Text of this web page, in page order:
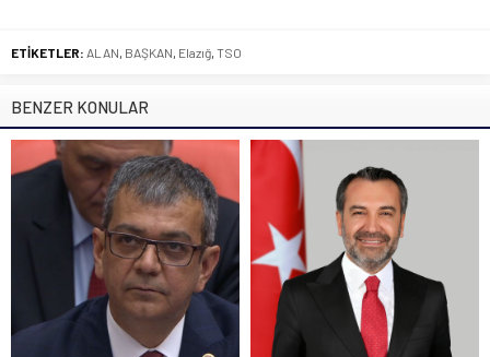
ETİKETLER: ALAN, BAŞKAN, Elazığ, TSO
BENZER KONULAR